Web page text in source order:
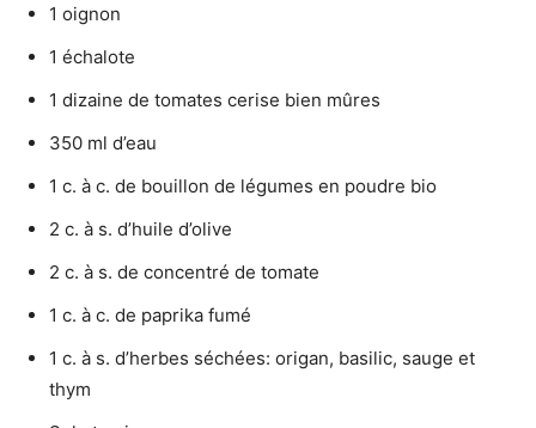
1 oignon
1 échalote
1 dizaine de tomates cerise bien mûres
350 ml d’eau
1 c. à c. de bouillon de légumes en poudre bio
2 c. à s. d’huile d’olive
2 c. à s. de concentré de tomate
1 c. à c. de paprika fumé
1 c. à s. d’herbes séchées: origan, basilic, sauge et
thym